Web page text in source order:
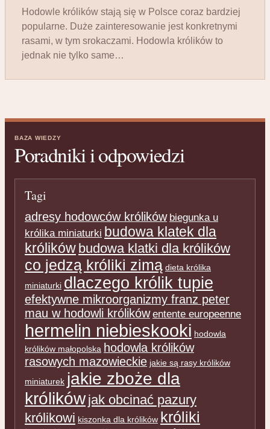
Hodowle królików stają się w Polsce coraz bardziej
popularne. Duże zainteresowanie jest konkretnymi
rasami, w tym srokaczami. Hodowla królików to
jednak nie tylko same…
BAZA WIEDZY
Poradniki i odpowiedzi
Tagi
adresy hodowców królików biegunka u
królika miniaturki budowa klatek dla
królików budowa klatki dla królików
co jedzą króliki zimą dieta królika
miniaturki dlaczego królik tupie
efektywne mikroorganizmy franz peter
mau w hodowli królików entente europeenne
hermelin niebieskooki hodowla
królików małopolska hodowla królików
rasowych mazowieckie jakie są rasy królików
miniaturek jakie zboże dla
królików jak obcinać pazury
królikowi kiszonka dla królików króliki